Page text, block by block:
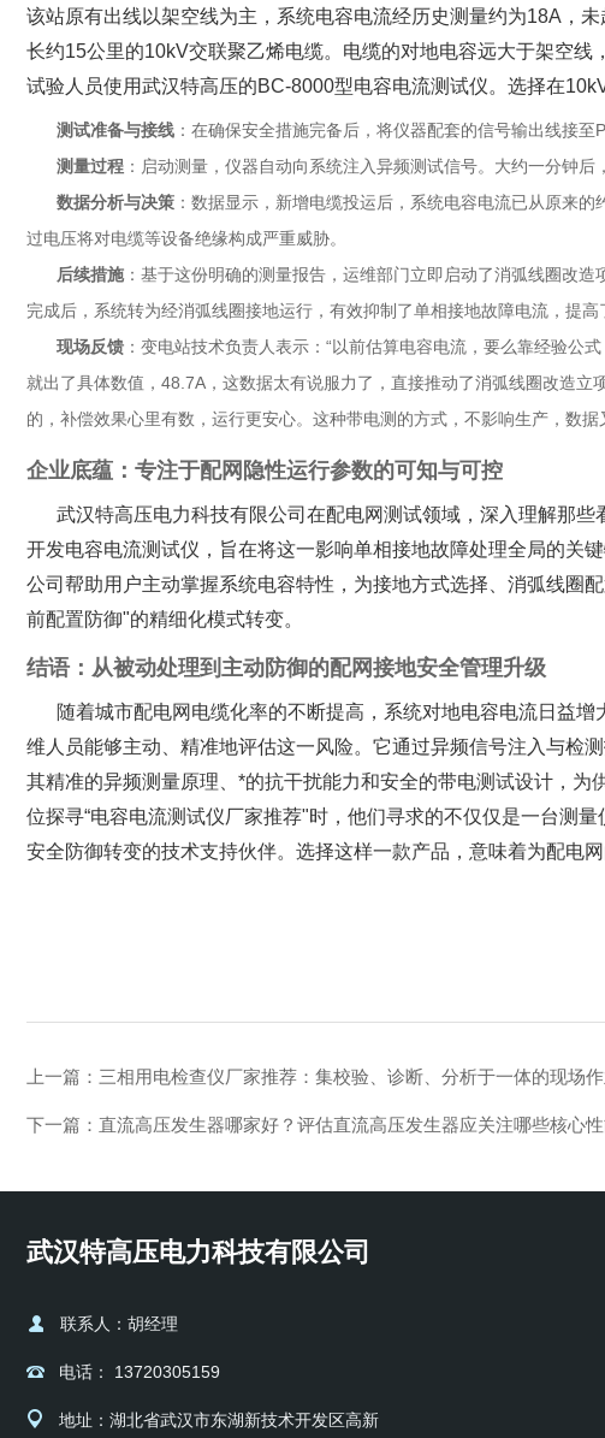
该站原有出线以架空线为主，系统电容电流经历史测量约为18A，
长约15公里的10kV交联聚乙烯电缆。电缆的对地电容远大于架空线
试验人员使用武汉特高压的BC-8000型电容电流测试仪。选择在
测试准备与接线 ：在确保安全措施完备后，将仪器配套的信号输出线接
测量过程 ：启动测量，仪器自动向系统注入异频测试信号。大约一分钟后
数据分析与决策 ：数据显示，新增电缆投运后，系统电容电流已从原来的
过电压将对电缆等设备绝缘构成严重威胁。
后续措施：基于这份明确的测量报告，运维部门立即启动了消弧线圈改
完成后，系统转为经消弧线圈接地运行，有效抑制了单相接地故障电流，提高
现场反馈 ：变电站技术负责人表示：“以前估算电容电流，要么靠经验
就出了具体数值，48.7A，这数据太有说服力了，直接推动了消弧线圈改造立
的，补偿效果心里有数，运行更安心。这种带电测的方式，不影响生产，数
企业底蕴：专注于配网隐性运行参数的可知与可控
武汉特高压电力科技有限公司在配电网测试领域，深入理解那
开发电容电流测试仪，旨在将这一影响单相接地故障处理全局的关
公司帮助用户主动掌握系统电容特性，为接地方式选择、消弧线圈
前配置防御"的精细化模式转变。
结语：从被动处理到主动防御的配网接地安全管理升级
随着城市配电网电缆化率的不断提高，系统对地电容电流日益
维人员能够主动、精准地评估这一风险。它通过异频信号注入与检
其精准的异频测量原理、*的抗干扰能力和安全的带电测试设计，
位探寻“电容电流测试仪厂家推荐"时，他们寻求的不仅仅是一台测
安全防御转变的技术支持伙伴。选择这样一款产品，意味着为配电
上一篇： 三相用电检查仪厂家推荐：集校验、诊断、分析于一体的现场
下一篇： 直流高压发生器哪家好？评估直流高压发生器应关注哪些核心
武汉特高压电力科技有限公司
联系人：胡经理
电话： 13720305159
地址：湖北省武汉市东湖新技术开发区高新